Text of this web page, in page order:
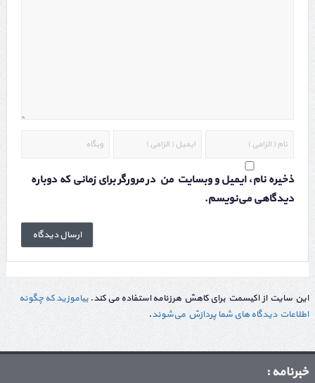
ذخیره نام، ایمیل و وبسایت من در مرورگر برای زمانی که دوباره
دیدگاهی می‌نویسم.
این سایت از اکیسمت برای کاهش هرزنامه استفاده می کند. بیاموزید که چگونه
اطلاعات دیدگاه های شما پردازش می‌شوند.
خبرنامه :